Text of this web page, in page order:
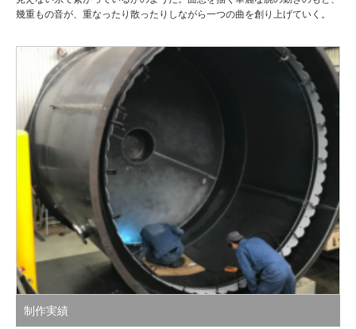
幾重もの音が、重なったり散ったりしながら一つの曲を創り上げていく。
制作実績